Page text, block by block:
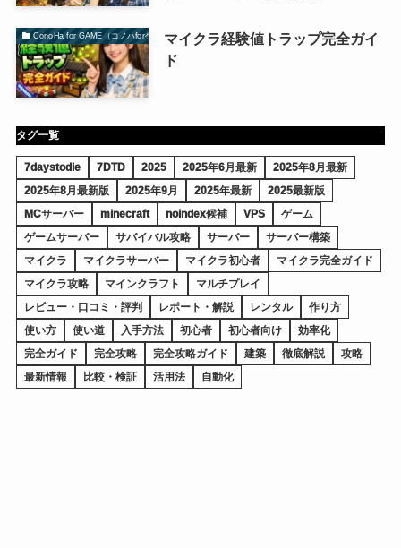
ConoHa for GAME（コノハforゲーム）マイクラ経験値トラップ完全ガイ
ド
タグ一覧
7daystodie 7DTD 2025 2025年6月最新
2025年8月最新
2025年8月最新版
2025年9月 2025年最新
2025最新版
MCサーバー
minecraft noindex候補 VPS
ゲーム
ゲームサーバー
サバイバル攻略 サーバー
サーバー構築
マイクラ
マイクラサーバー マイクラ初心者
マイクラ完全ガイド
マイクラ攻略
マインクラフト
マルチプレイ
レビュー・口コミ・評判
レポート・解説 レンタル
作り方
使い方
使い道 入手方法 初心者 初心者向け
効率化
完全ガイド
完全攻略 完全攻略ガイド 建築 徹底解説
攻略
最新情報
比較・検証 活用法 自動化